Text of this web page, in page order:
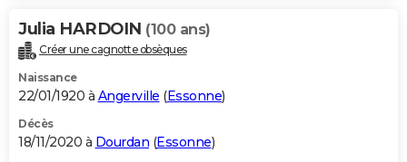
Julia HARDOIN (100 ans)
Créer une cagnotte obsèques
Naissance
22/01/1920 à Angerville (Essonne)
Décès
18/11/2020 à Dourdan (Essonne)